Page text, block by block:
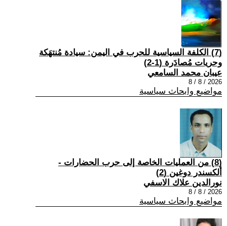
(7) الكلفة السياسية للحرب في اليمن: سيادة مُنتهَكة
وحريات مُصادَرة (1-2)
عيبان محمد السامعي
2026 / 8 / 8
مواضيع وابحاث سياسية
(8) من العمليات الخاصة إلى حرب الحضارات -
ألكسندر دوغين (2)
نورالدين علاك الاسفي
2026 / 8 / 8
مواضيع وابحاث سياسية